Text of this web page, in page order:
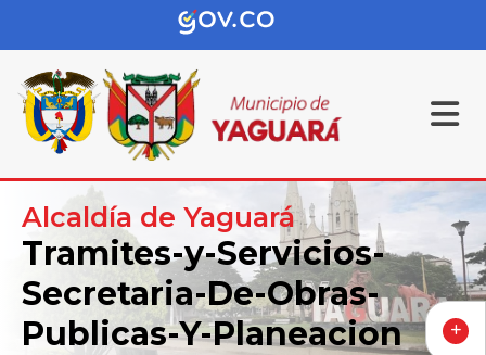
Alcaldía de Yaguará
Tramites-y-Servicios-
Secretaria-De-Obras-
Publicas-Y-Planeacion